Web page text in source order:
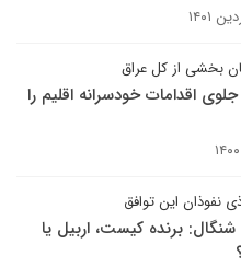
بخشی از کل عراق
اقدامات خودسرانه اقلیم را
نفوذان این توافق
شنگال: برنده کیست، اربیل یا